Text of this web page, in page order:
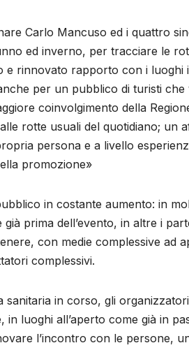
Carlo Mancuso ed i quattro
ed inverno, per tracciare le
e rinnovato rapporto con i luoghi
per un pubblico di turisti
coinvolgimento della
rotte usuali del quotidiano; un
persona e a livello
promozione»
in costante aumento: in
prima dell’evento, in altre i
con medie complessive ad
complessivi.
sanitaria in corso, gli
in luoghi all’aperto come già in
l’incontro con le persone,